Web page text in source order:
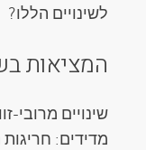
לשינויים הללו?
המציאות
שינויים מרובי-
מדידים: